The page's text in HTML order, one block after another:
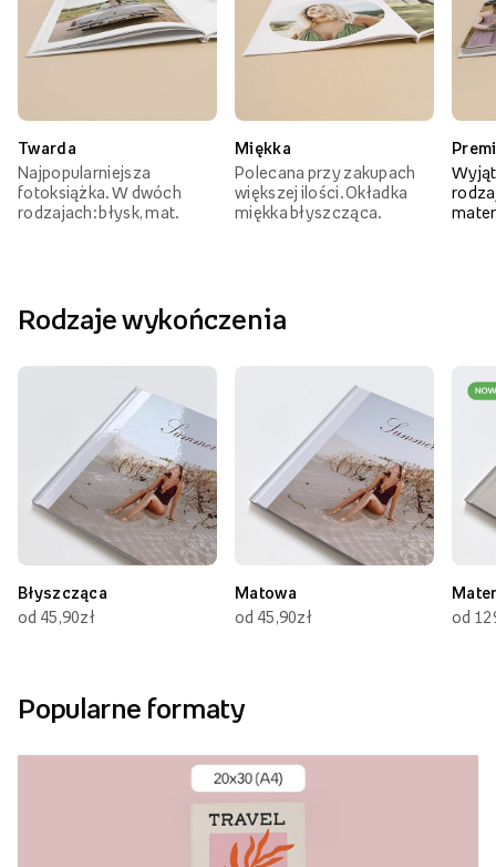
Twarda
Najpopularniejsza
fotoksiążka. W dwóch
rodzajach: błysk, mat.
Miękka
Polecana przy zakupach
większej ilości. Okładka
miękka błyszcząca.
Rodzaje wykończenia
Błyszcząca
od 45,90zł
Matowa
od 45,90zł
od
Popularne formaty